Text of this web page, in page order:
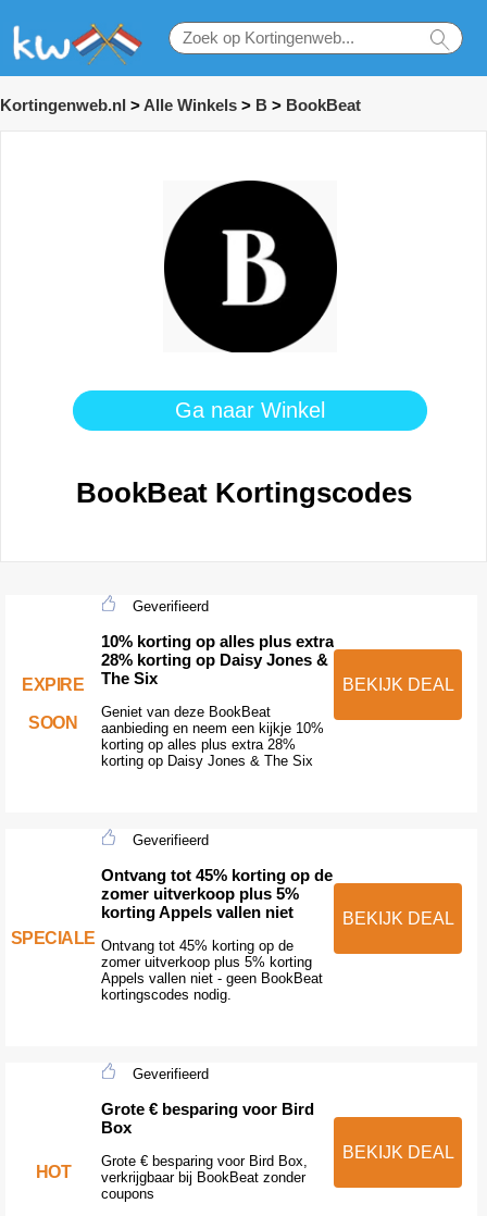
Kortingenweb.nl > Alle Winkels > B > BookBeat
Ga naar Winkel
BookBeat Kortingscodes
EXPIRE
SOON
Geverifieerd
10% korting op alles plus extra
28% korting op Daisy Jones &
The Six
Geniet van deze BookBeat
aanbieding en neem een kijkje 10%
korting op alles plus extra 28%
korting op Daisy Jones & The Six
BEKIJK DEAL
SPECIALE
Geverifieerd
Ontvang tot 45% korting op de
zomer uitverkoop plus 5%
korting Appels vallen niet
Ontvang tot 45% korting op de
zomer uitverkoop plus 5% korting
Appels vallen niet - geen BookBeat
kortingscodes nodig.
BEKIJK DEAL
HOT
Geverifieerd
Grote € besparing voor Bird
Box
Grote € besparing voor Bird Box,
verkrijgbaar bij BookBeat zonder
coupons
BEKIJK DEAL